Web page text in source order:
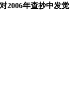
2006年查抄中发觉